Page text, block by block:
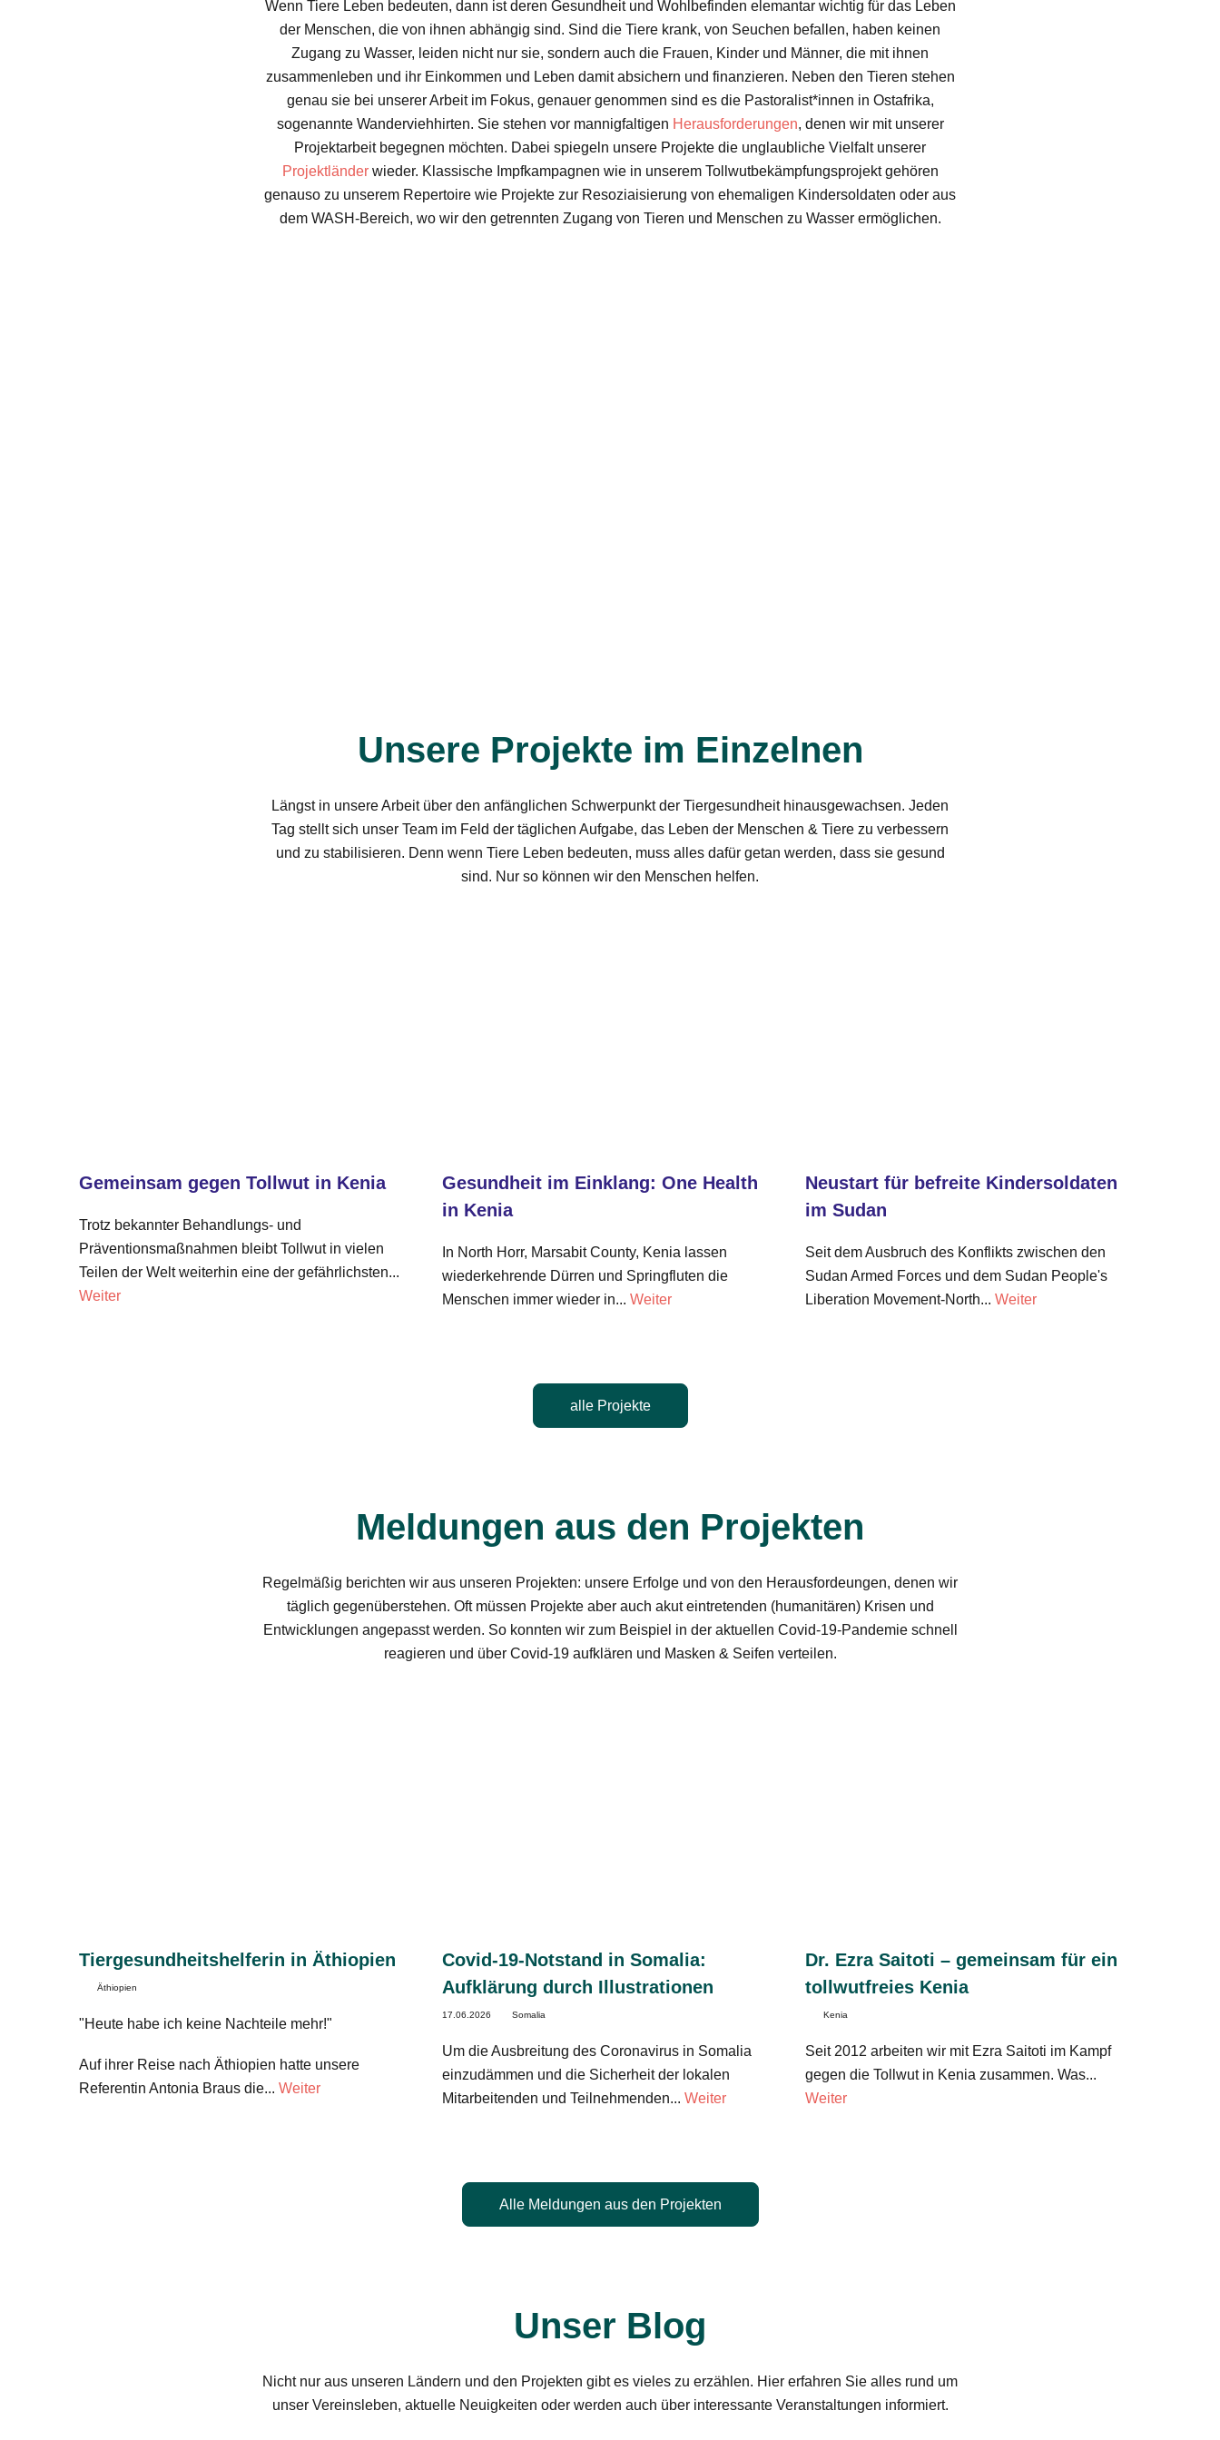
Wenn Tiere Leben bedeuten, dann ist deren Gesundheit und Wohlbefinden elemantar wichtig für das Leben
der Menschen, die von ihnen abhängig sind. Sind die Tiere krank, von Seuchen befallen, haben keinen
Zugang zu Wasser, leiden nicht nur sie, sondern auch die Frauen, Kinder und Männer, die mit ihnen
zusammenleben und ihr Einkommen und Leben damit absichern und finanzieren. Neben den Tieren stehen
genau sie bei unserer Arbeit im Fokus, genauer genommen sind es die Pastoralist*innen in Ostafrika,
sogenannte Wanderviehhirten. Sie stehen vor mannigfaltigen Herausforderungen, denen wir mit unserer
Projektarbeit begegnen möchten. Dabei spiegeln unsere Projekte die unglaubliche Vielfalt unserer
Projektländerwieder. Klassische Impfkampagnen wie in unserem Tollwutbekämpfungsprojekt gehören
genauso zu unserem Repertoire wie Projekte zur Resoziaisierung von ehemaligen Kindersoldaten oder aus
dem WASH-Bereich, wo wir den getrennten Zugang von Tieren und Menschen zu Wasser ermöglichen.
Unsere Projekte im Einzelnen
Längst in unsere Arbeit über den anfänglichen Schwerpunkt der Tiergesundheit hinausgewachsen. Jeden
Tag stellt sich unser Team im Feld der täglichen Aufgabe, das Leben der Menschen & Tiere zu verbessern
und zu stabilisieren. Denn wenn Tiere Leben bedeuten, muss alles dafür getan werden, dass sie gesund
sind. Nur so können wir den Menschen helfen.
Gemeinsam gegen Tollwut in Kenia
Trotz bekannter Behandlungs- und
Präventionsmaßnahmen bleibt Tollwut in vielen
Teilen der Welt weiterhin eine der gefährlichsten...
Weiter
Gesundheit im Einklang: One Health
in Kenia
In North Horr, Marsabit County, Kenia lassen
wiederkehrende Dürren und Springfluten die
Menschen immer wieder in... Weiter
Neustart für befreite Kindersoldaten
im Sudan
Seit dem Ausbruch des Konflikts zwischen den
Sudan Armed Forces und dem Sudan People's
Liberation Movement-North... Weiter
alle Projekte
Meldungen aus den Projekten
Regelmäßig berichten wir aus unseren Projekten: unsere Erfolge und von den Herausfordeungen, denen wir
täglich gegenüberstehen. Oft müssen Projekte aber auch akut eintretenden (humanitären) Krisen und
Entwicklungen angepasst werden. So konnten wir zum Beispiel in der aktuellen Covid-19-Pandemie schnell
reagieren und über Covid-19 aufklären und Masken & Seifen verteilen.
Tiergesundheitshelferin in Äthiopien
Äthiopien
"Heute habe ich keine Nachteile mehr!"
Auf ihrer Reise nach Äthiopien hatte unsere
Referentin Antonia Braus die... Weiter
Covid-19-Notstand in Somalia:
Aufklärung durch Illustrationen
17.06.2026 Somalia
Um die Ausbreitung des Coronavirus in Somalia
einzudämmen und die Sicherheit der lokalen
Mitarbeitenden und Teilnehmenden... Weiter
Dr. Ezra Saitoti – gemeinsam für ein
tollwutfreies Kenia
Kenia
Seit 2012 arbeiten wir mit Ezra Saitoti im Kampf
gegen die Tollwut in Kenia zusammen. Was...
Weiter
Alle Meldungen aus den Projekten
Unser Blog
Nicht nur aus unseren Ländern und den Projekten gibt es vieles zu erzählen. Hier erfahren Sie alles rund um
unser Vereinsleben, aktuelle Neuigkeiten oder werden auch über interessante Veranstaltungen informiert.